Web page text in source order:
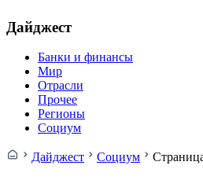
Дайджест
Банки и финансы
Мир
Отрасли
Прочее
Регионы
Социум
Дайджест Социум